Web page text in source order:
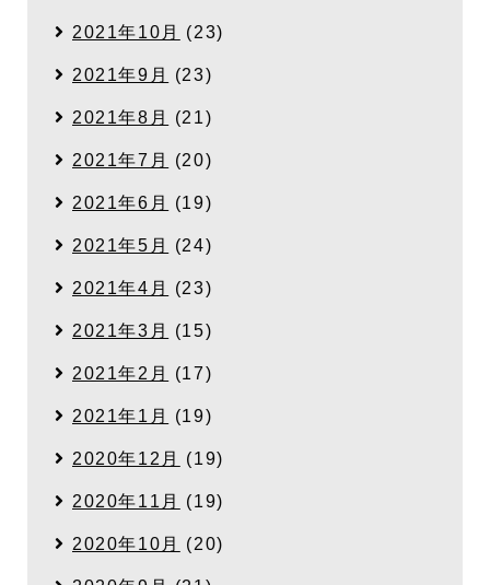
2021年10月 (23)
2021年9月 (23)
2021年8月 (21)
2021年7月 (20)
2021年6月 (19)
2021年5月 (24)
2021年4月 (23)
2021年3月 (15)
2021年2月 (17)
2021年1月 (19)
2020年12月 (19)
2020年11月 (19)
2020年10月 (20)